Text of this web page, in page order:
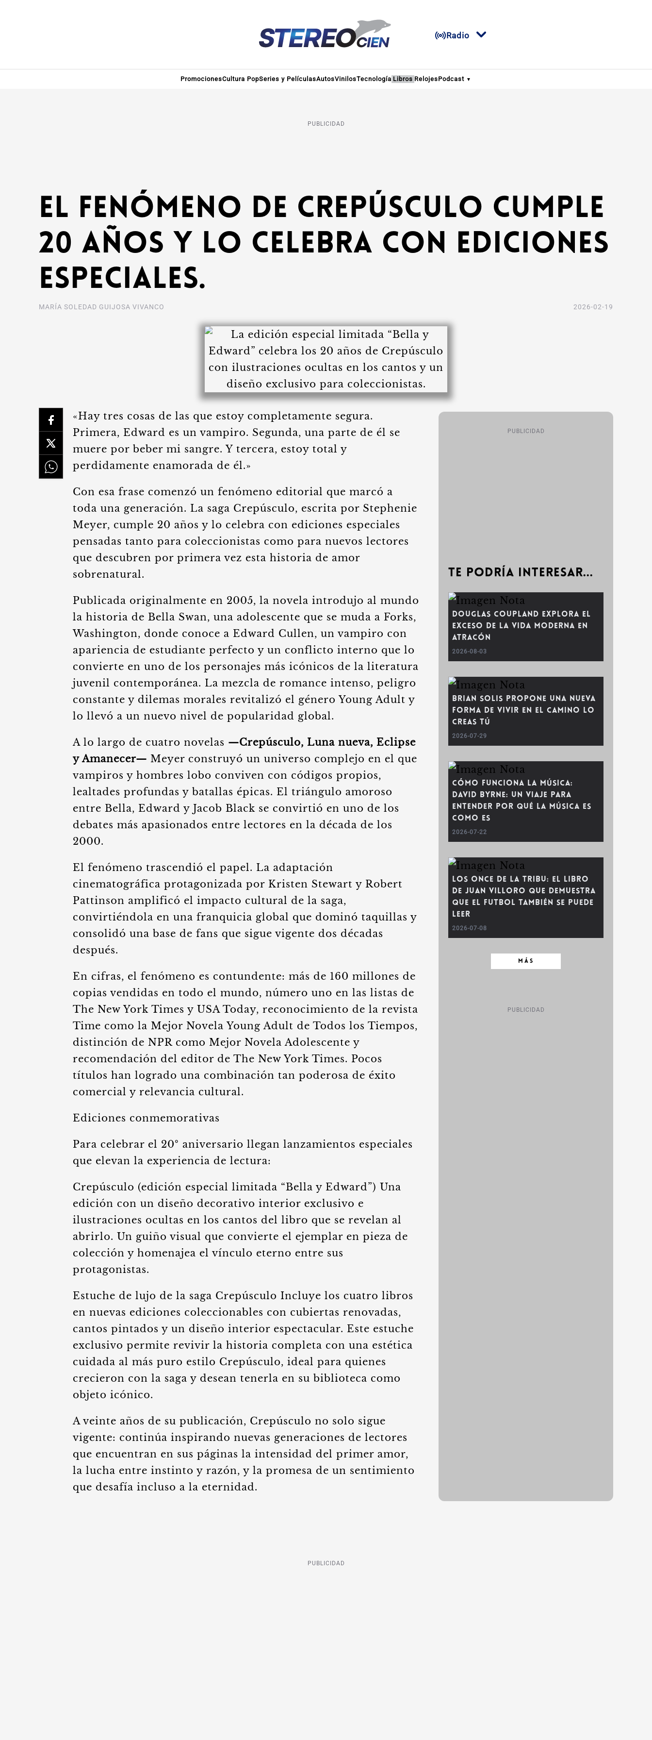
Radio
PromocionesCultura PopSeries y PelículasAutosVinilosTecnología Libros RelojesPodcast
PUBLICIDAD
El fenómeno de Crepúsculo cumple
20 años y lo celebra con ediciones
especiales.
MARÍA SOLEDAD GUIJOSA VIVANCO 2026-02-19
«Hay tres cosas de las que estoy completamente segura.
Primera, Edward es un vampiro. Segunda, una parte de él se
muere por beber mi sangre. Y tercera, estoy total y
perdidamente enamorada de él.»
Con esa frase comenzó un fenómeno editorial que marcó a
toda una generación. La saga Crepúsculo, escrita por Stephenie
Meyer, cumple 20 años y lo celebra con ediciones especiales
pensadas tanto para coleccionistas como para nuevos lectores
que descubren por primera vez esta historia de amor
sobrenatural.
Publicada originalmente en 2005, la novela introdujo al mundo
la historia de Bella Swan, una adolescente que se muda a Forks,
Washington, donde conoce a Edward Cullen, un vampiro con
apariencia de estudiante perfecto y un conflicto interno que lo
convierte en uno de los personajes más icónicos de la literatura
juvenil contemporánea. La mezcla de romance intenso, peligro
constante y dilemas morales revitalizó el género Young Adult y
lo llevó a un nuevo nivel de popularidad global.
A lo largo de cuatro novelas —Crepúsculo, Luna nueva, Eclipse
y Amanecer— Meyer construyó un universo complejo en el que
vampiros y hombres lobo conviven con códigos propios,
lealtades profundas y batallas épicas. El triángulo amoroso
entre Bella, Edward y Jacob Black se convirtió en uno de los
debates más apasionados entre lectores en la década de los
2000.
El fenómeno trascendió el papel. La adaptación
cinematográfica protagonizada por Kristen Stewart y Robert
Pattinson amplificó el impacto cultural de la saga,
convirtiéndola en una franquicia global que dominó taquillas y
consolidó una base de fans que sigue vigente dos décadas
después.
En cifras, el fenómeno es contundente: más de 160 millones de
copias vendidas en todo el mundo, número uno en las listas de
The New York Times y USA Today, reconocimiento de la revista
Time como la Mejor Novela Young Adult de Todos los Tiempos,
distinción de NPR como Mejor Novela Adolescente y
recomendación del editor de The New York Times. Pocos
títulos han logrado una combinación tan poderosa de éxito
comercial y relevancia cultural.
Ediciones conmemorativas
Para celebrar el 20º aniversario llegan lanzamientos especiales
que elevan la experiencia de lectura:
Crepúsculo (edición especial limitada “Bella y Edward”) Una
edición con un diseño decorativo interior exclusivo e
ilustraciones ocultas en los cantos del libro que se revelan al
abrirlo. Un guiño visual que convierte el ejemplar en pieza de
colección y homenajea el vínculo eterno entre sus
protagonistas.
Estuche de lujo de la saga Crepúsculo Incluye los cuatro libros
en nuevas ediciones coleccionables con cubiertas renovadas,
cantos pintados y un diseño interior espectacular. Este estuche
exclusivo permite revivir la historia completa con una estética
cuidada al más puro estilo Crepúsculo, ideal para quienes
crecieron con la saga y desean tenerla en su biblioteca como
objeto icónico.
A veinte años de su publicación, Crepúsculo no solo sigue
vigente: continúa inspirando nuevas generaciones de lectores
que encuentran en sus páginas la intensidad del primer amor,
la lucha entre instinto y razón, y la promesa de un sentimiento
que desafía incluso a la eternidad.
PUBLICIDAD
Te podría interesar...
Douglas Coupland explora el
exceso de la vida moderna en
Atracón
2026-08-03
Brian Solis propone una nueva
forma de vivir en El camino lo
creas tú
2026-07-29
Cómo funciona la música:
David Byrne: un viaje para
entender por qué la música es
como es
2026-07-22
Los once de la tribu: el libro
de Juan Villoro que demuestra
que el futbol también se puede
leer
2026-07-08
MÁS
PUBLICIDAD
PUBLICIDAD